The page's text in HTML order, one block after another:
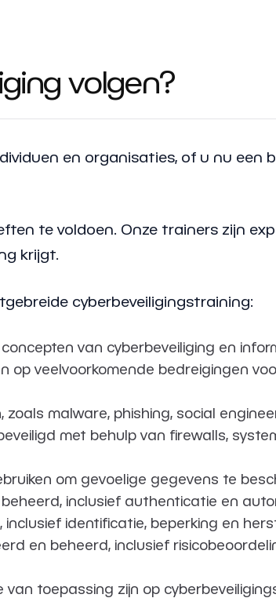
volgen?
en organisaties, of u nu een
te voldoen. Onze trainers zijn
krijgt.
cyberbeveiligingstraining:
van cyberbeveiliging en
veelvoorkomende bedreigingen
malware, phishing, social
met behulp van firewalls,
om gevoelige gegevens te
inclusief authenticatie en
identificatie, beperking en
en beheerd, inclusief
toepassing zijn op